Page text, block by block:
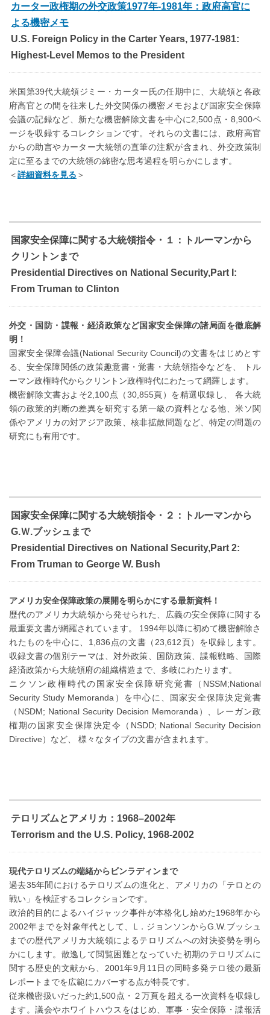
カーター政権期の外交政策1977年-1981年：政府高官に
よる機密メモ
U.S. Foreign Policy in the Carter Years, 1977-1981:
Highest-Level Memos to the President
米国第39代大統領ジミー・カーター氏の任期中に、大統領と各政
府高官との間を往来した外交関係の機密メモおよび国家安全保障
会議の記録など、新たな機密解除文書を中心に2,500点・8,900ペ
ージを収録するコレクションです。それらの文書には、政府高官
からの助言やカーター大統領の直筆の注釈が含まれ、外交政策制
定に至るまでの大統領の綿密な思考過程を明らかにします。
＜詳細資料を見る ＞
国家安全保障に関する大統領指令・１：トルーマンから
クリントンまで
Presidential Directives on National Security,Part I:
From Truman to Clinton
外交・国防・諜報・経済政策など国家安全保障の諸局面を徹底解
明！
国家安全保障会議(National Security Council)の文書をはじめとす
る、安全保障関係の政策趣意書・覚書・大統領指令などを、 トル
ーマン政権時代からクリントン政権時代にわたって網羅します。
機密解除文書およそ2,100点（30,855頁）を精選収録し、 各大統
領の政策的判断の差異を研究する第一級の資料となる他、米ソ関
係やアメリカの対アジア政策、核非拡散問題など、特定の問題の
研究にも有用です。
国家安全保障に関する大統領指令・２：トルーマンから
G.Ｗ.ブッシュまで
Presidential Directives on National Security,Part 2:
From Truman to George W. Bush
アメリカ安全保障政策の展開を明らかにする最新資料！
歴代のアメリカ大統領から発せられた、広義の安全保障に関する
最重要文書が網羅されています。 1994年以降に初めて機密解除さ
れたものを中心に、1,836点の文書（23,612頁）を収録します。
収録文書の個別テーマは、対外政策、国防政策、諜報戦略、国際
経済政策から大統領府の組織構造まで、多岐にわたります。
ニクソン政権時代の国家安全保障研究覚書（NSSM;National
Security Study Memoranda）を中心に、国家安全保障決定覚書
（NSDM; National Security Decision Memoranda）、レーガン政
権期の国家安全保障決定令（NSDD; National Security Decision
Directive）など、 様々なタイプの文書が含まれます。
テロリズムとアメリカ：1968–2002年
Terrorism and the U.S. Policy, 1968-2002
現代テロリズムの端緒からビンラディンまで
過去35年間におけるテロリズムの進化と、アメリカの「テロとの
戦い」を検証するコレクションです。
政治的目的によるハイジャック事件が本格化し始めた1968年から
2002年までを対象年代として、L．ジョンソンからG.W.ブッシュ
までの歴代アメリカ大統領によるテロリズムへの対決姿勢を明ら
かにします。散逸して閲覧困難となっていた初期のテロリズムに
関する歴史的文献から、2001年9月11日の同時多発テロ後の最新
レポートまでを広範にカバーする点が特長です。
従来機密扱いだった約1,500点・２万頁を超える一次資料を収録し
ます。議会やホワイトハウスをはじめ、軍事・安全保障・諜報活